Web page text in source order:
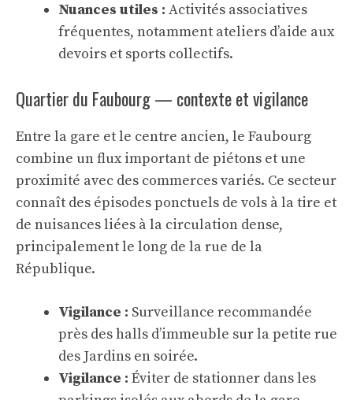
Nuances utiles : Activités associatives
fréquentes, notamment ateliers d’aide aux
devoirs et sports collectifs.
Quartier du Faubourg — contexte et vigilance
Entre la gare et le centre ancien, le Faubourg
combine un flux important de piétons et une
proximité avec des commerces variés. Ce secteur
connaît des épisodes ponctuels de vols à la tire et
de nuisances liées à la circulation dense,
principalement le long de la rue de la
République.
Vigilance : Surveillance recommandée
près des halls d’immeuble sur la petite rue
des Jardins en soirée.
Vigilance : Éviter de stationner dans les